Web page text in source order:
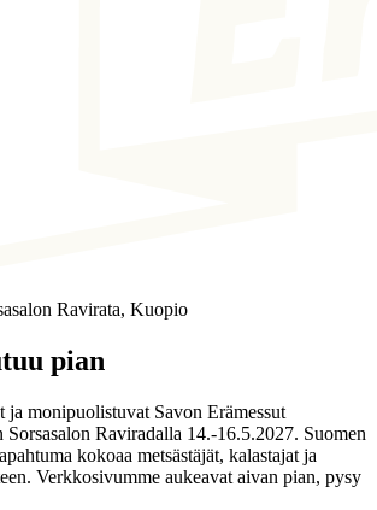
Ravirata, Kuopio
pian
ja monipuolistuvat Savon Erämessut
Sorsasalon Raviradalla 14.-16.5.2027. Suomen
kokoaa metsästäjät, kalastajat ja
Verkkosivumme aukeavat aivan pian, pysy